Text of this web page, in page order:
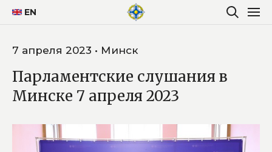
EN
7 апреля 2023 • Минск
Парламентские слушания в
Минске 7 апреля 2023